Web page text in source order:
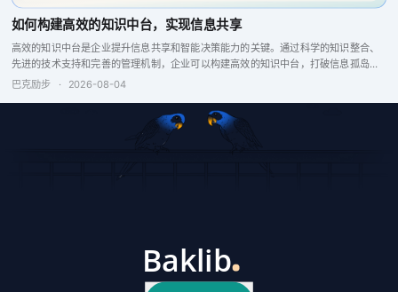
如何构建高效的知识中台，实现信息共享
高效的知识中台是企业提升信息共享和智能决策能力的关键。通过科学的知识整合、
先进的技术支持和完善的管理机制，企业可以构建高效的知识中台，打破信息孤岛，
增强企业竞争力。
巴克励步 · 2026-08-04